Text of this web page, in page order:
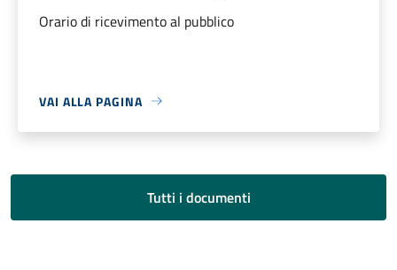
Orario di ricevimento al pubblico
VAI ALLA PAGINA
Tutti i documenti